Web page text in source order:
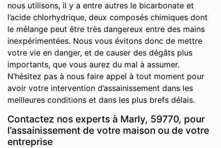
nous utilisons, il y a entre autres le bicarbonate et
l’acide chlorhydrique, deux composés chimiques dont
le mélange peut être très dangereux entre des mains
inexpérimentées. Nous vous évitons donc de mettre
votre vie en danger, et de causer des dégâts plus
importants, que vous aurez du mal à assumer.
N’hésitez pas à nous faire appel à tout moment pour
avoir votre intervention d’assainissement dans les
meilleures conditions et dans les plus brefs délais.
Contactez nos experts à Marly, 59770, pour
l’assainissement de votre maison ou de votre
entreprise